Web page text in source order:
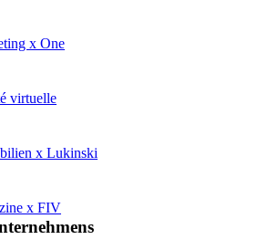
x One
virtuelle
x Lukinski
x FIV